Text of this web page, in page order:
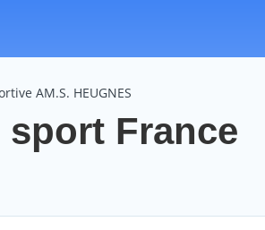
AM.S. HEUGNES
sport France